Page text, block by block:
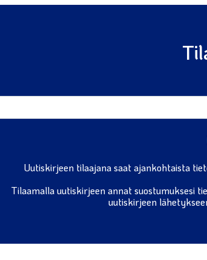
Uutiskirjeen tilaajana saat ajankohtaista
Tilaamalla uutiskirjeen annat suostumuksesi
uutiskirjeen